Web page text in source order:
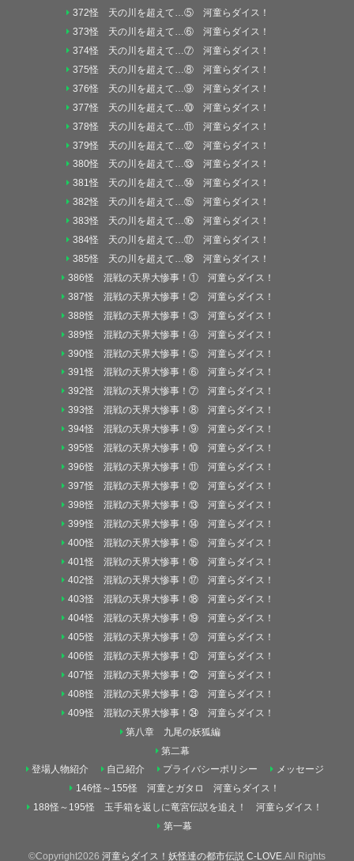
372怪 天の川を超えて…⑤ 河童らダイス！
373怪 天の川を超えて…⑥ 河童らダイス！
374怪 天の川を超えて…⑦ 河童らダイス！
375怪 天の川を超えて…⑧ 河童らダイス！
376怪 天の川を超えて…⑨ 河童らダイス！
377怪 天の川を超えて…⑩ 河童らダイス！
378怪 天の川を超えて…⑪ 河童らダイス！
379怪 天の川を超えて…⑫ 河童らダイス！
380怪 天の川を超えて…⑬ 河童らダイス！
381怪 天の川を超えて…⑭ 河童らダイス！
382怪 天の川を超えて…⑮ 河童らダイス！
383怪 天の川を超えて…⑯ 河童らダイス！
384怪 天の川を超えて…⑰ 河童らダイス！
385怪 天の川を超えて…⑱ 河童らダイス！
386怪 混戦の天界大惨事！① 河童らダイス！
387怪 混戦の天界大惨事！② 河童らダイス！
388怪 混戦の天界大惨事！③ 河童らダイス！
389怪 混戦の天界大惨事！④ 河童らダイス！
390怪 混戦の天界大惨事！⑤ 河童らダイス！
391怪 混戦の天界大惨事！⑥ 河童らダイス！
392怪 混戦の天界大惨事！⑦ 河童らダイス！
393怪 混戦の天界大惨事！⑧ 河童らダイス！
394怪 混戦の天界大惨事！⑨ 河童らダイス！
395怪 混戦の天界大惨事！⑩ 河童らダイス！
396怪 混戦の天界大惨事！⑪ 河童らダイス！
397怪 混戦の天界大惨事！⑫ 河童らダイス！
398怪 混戦の天界大惨事！⑬ 河童らダイス！
399怪 混戦の天界大惨事！⑭ 河童らダイス！
400怪 混戦の天界大惨事！⑮ 河童らダイス！
401怪 混戦の天界大惨事！⑯ 河童らダイス！
402怪 混戦の天界大惨事！⑰ 河童らダイス！
403怪 混戦の天界大惨事！⑱ 河童らダイス！
404怪 混戦の天界大惨事！⑲ 河童らダイス！
405怪 混戦の天界大惨事！⑳ 河童らダイス！
406怪 混戦の天界大惨事！㉑ 河童らダイス！
407怪 混戦の天界大惨事！㉒ 河童らダイス！
408怪 混戦の天界大惨事！㉓ 河童らダイス！
409怪 混戦の天界大惨事！㉔ 河童らダイス！
第八章 九尾の妖狐編
第二幕
登場人物紹介
自己紹介 プライバシーポリシー
メッセージ
146怪～155怪 河童とガタロ 河童らダイス！
188怪～195怪 玉手箱を返しに竜宮伝説を追え！ 河童らダイス！
第一幕
©Copyright2026 河童らダイス！妖怪達の都市伝説 C-LOVE .All Rights